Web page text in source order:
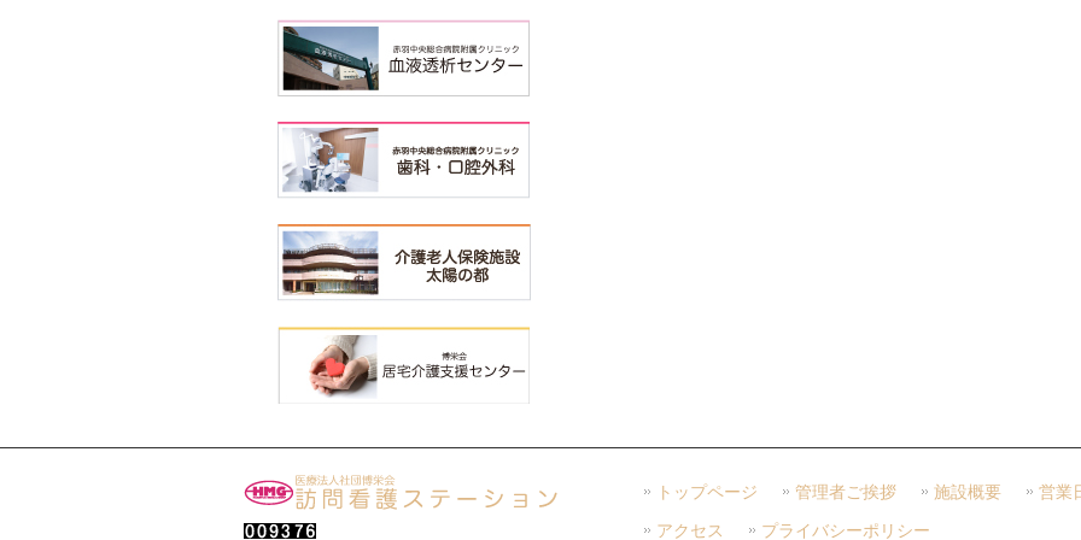
トップページ 管理者ご挨拶 施設概要 営業
アクセス プライバシーポリシー